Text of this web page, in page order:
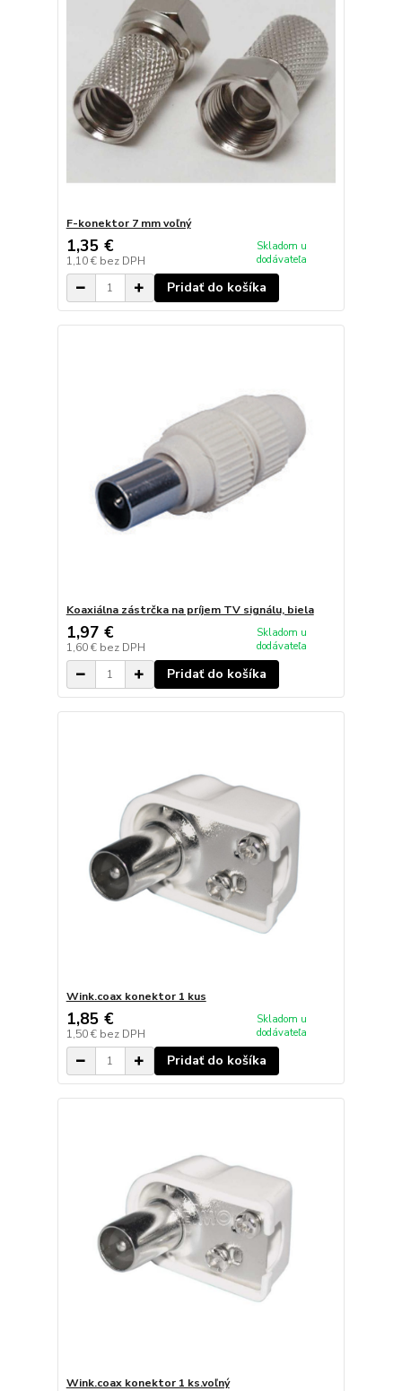
F-konektor 7 mm voľný
1,35 €
1,10 € bez DPH
Skladom u
dodávateľa
Pridať do košíka
Koaxiálna zástrčka na príjem TV signálu, biela
1,97 €
1,60 € bez DPH
Skladom u
dodávateľa
Pridať do košíka
Wink.coax konektor 1 kus
1,85 €
1,50 € bez DPH
Skladom u
dodávateľa
Pridať do košíka
Wink.coax konektor 1 ks.voľný